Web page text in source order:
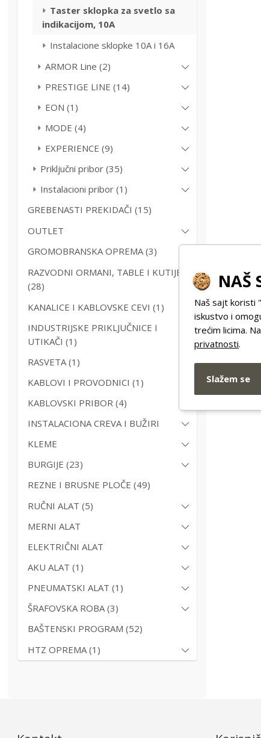
Taster sklopka za svetlo sa
indikacijom, 10A
Instalacione sklopke 10A i 16A
ARMOR Line (2)
PRESTIGE LINE (14)
EON (1)
MODE (4)
EXPERIENCE (9)
Priključni pribor (35)
Instalacioni pribor (1)
GREBENASTI PREKIDAČI (15)
OUTLET
GROMOBRANSKA OPREMA (3)
RAZVODNI ORMANI, TABLE I KUTIJE
(28)
KANALICE I KABLOVSKE CEVI (1)
INDUSTRIJSKE PRIKLJUČNICE I
UTIKAČI (1)
RASVETA (1)
KABLOVI I PROVODNICI (1)
KABLOVSKI PRIBOR (4)
INSTALACIONA CREVA I BUŽIRI
KLEME
BURGIJE (23)
REZNE I BRUSNE PLOČE (49)
RUČNI ALAT (5)
MERNI ALAT
ELEKTRIČNI ALAT
AKU ALAT (1)
PNEUMATSKI ALAT (1)
ŠRAFOVSKA ROBA (3)
BAŠTENSKI PROGRAM (52)
HTZ OPREMA (1)
NAŠ
Naš sajt koristi
iskustvo i
trećim licima.
privatnosti.
Slažem se